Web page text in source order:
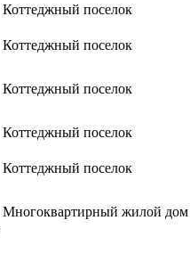
Коттеджный поселок
Коттеджный поселок
Коттеджный поселок
Коттеджный поселок
Коттеджный поселок
Многоквартирный жилой дом